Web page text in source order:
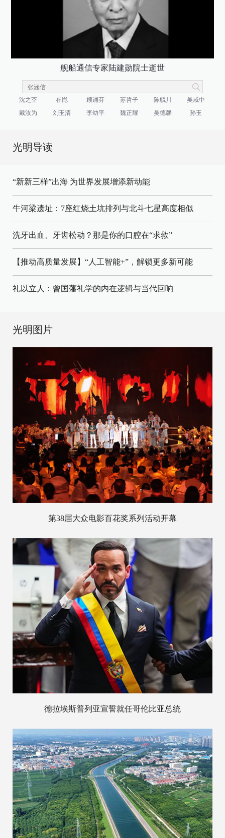
舰船通信专家陆建勋院士逝世
沈之荃 崔崑 顾诵芬 苏哲子 陈毓川
吴咸中
戴汝为
刘玉清 李幼平 魏正耀 吴德馨 孙玉
光明导读
“新新三样”出海 为世界发展增添新动能
牛河梁遗址：7座红烧土坑排列与北斗七星高度相似
洗牙出血、牙齿松动？那是你的口腔在“求救”
【推动高质量发展】“人工智能+”，解锁更多新可能
礼以立人：曾国藩礼学的内在逻辑与当代回响
光明图片
第38届大众电影百花奖系列活动开幕
德拉埃斯普列亚宣誓就任哥伦比亚总统